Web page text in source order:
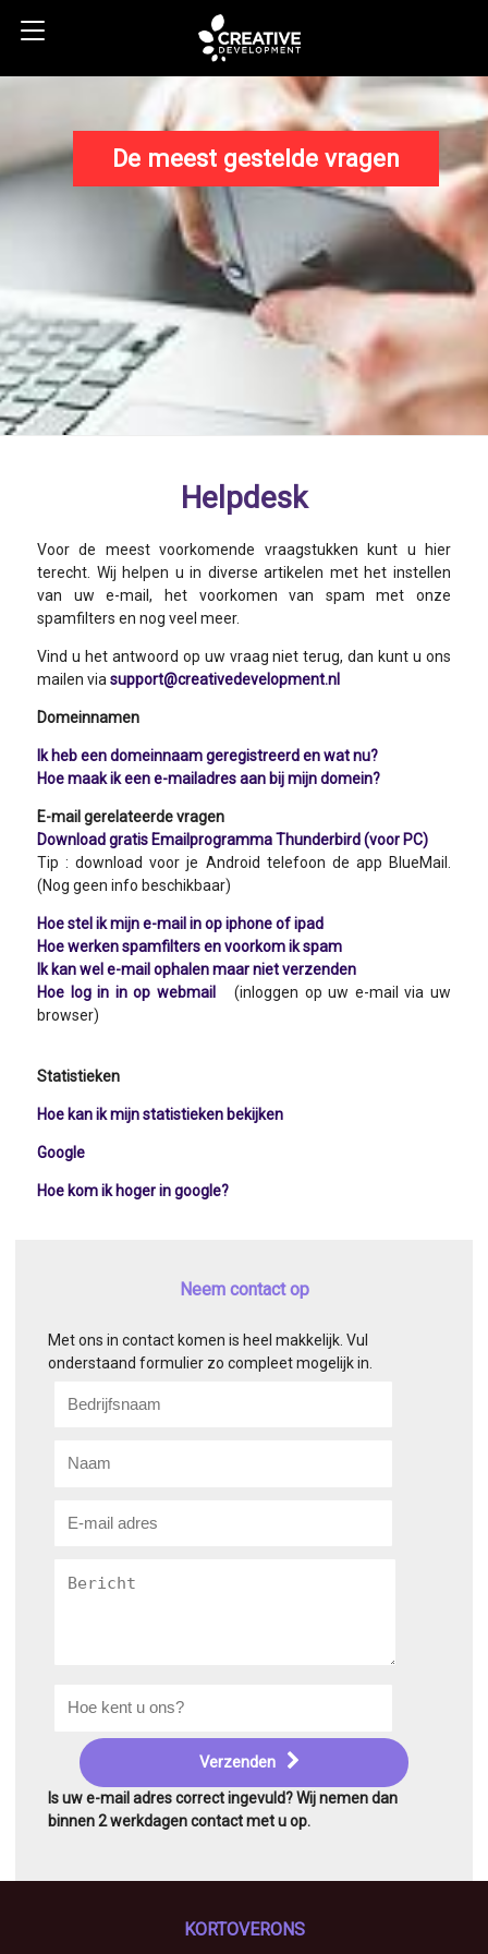
De meest gestelde vragen
Helpdesk
Voor de meest voorkomende vraagstukken kunt u hier
terecht. Wij helpen u in diverse artikelen met het instellen
van uw e-mail, het voorkomen van spam met onze
spamfilters en nog veel meer.
Vind u het antwoord op uw vraag niet terug, dan kunt u ons
mailen via support@creativedevelopment.nl
Domeinnamen
Ik heb een domeinnaam geregistreerd en wat nu?
Hoe maak ik een e-mailadres aan bij mijn domein?
E-mail gerelateerde vragen
Download gratis Emailprogramma Thunderbird (voor PC)
Tip : download voor je Android telefoon de app BlueMail.
(Nog geen info beschikbaar)
Hoe stel ik mijn e-mail in op iphone of ipad
Hoe werken spamfilters en voorkom ik spam
Ik kan wel e-mail ophalen maar niet verzenden
Hoe log in in op webmail (inloggen op uw e-mail via uw
browser)
Statistieken
Hoe kan ik mijn statistieken bekijken
Google
Hoe kom ik hoger in google?
Neem contact op
Met ons in contact komen is heel makkelijk. Vul
onderstaand formulier zo compleet mogelijk in.
Verzenden
Is uw e-mail adres correct ingevuld? Wij nemen dan
binnen 2 werkdagen contact met u op.
KORTOVERONS